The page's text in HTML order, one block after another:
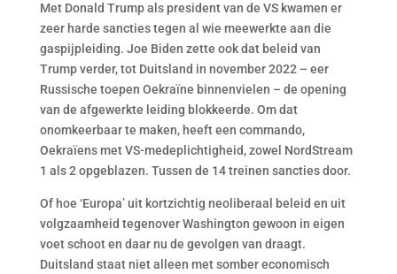
Met Donald Trump als president van de VS kwamen er
zeer harde sancties tegen al wie meewerkte aan die
gaspijpleiding. Joe Biden zette ook dat beleid van
Trump verder, tot Duitsland in november 2022 – eer
Russische toepen Oekraïne binnenvielen – de opening
van de afgewerkte leiding blokkeerde. Om dat
onomkeerbaar te maken, heeft een commando,
Oekraïens met VS-medeplichtigheid, zowel NordStream
1 als 2 opgeblazen. Tussen de 14 treinen sancties door.
Of hoe ‘Europa’ uit kortzichtig neoliberaal beleid en uit
volgzaamheid tegenover Washington gewoon in eigen
voet schoot en daar nu de gevolgen van draagt.
Duitsland staat niet alleen met somber economisch